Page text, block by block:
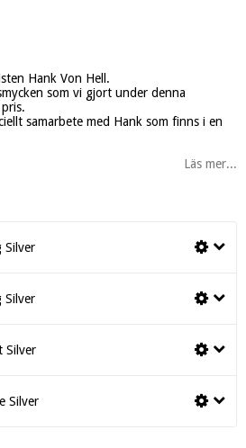
Hank Von Hell.
som vi gjort under denna
samarbete med Hank som finns i en
Läs mer...
Silver
Silver
Silver
Silver